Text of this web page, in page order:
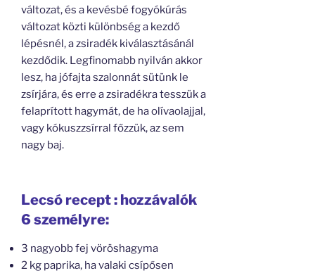
változat, és a kevésbé fogyókúrás
változat közti különbség a kezdő
lépésnél, a zsiradék kiválasztásánál
kezdődik. Legfinomabb nyilván akkor
lesz, ha jófajta szalonnát sütünk le
zsírjára, és erre a zsiradékra tesszük a
felaprított hagymát, de ha olívaolajjal,
vagy kókuszzsírral főzzük, az sem
nagy baj.
Lecsó recept : hozzávalók
6 személyre:
3 nagyobb fej vöröshagyma
2 kg paprika, ha valaki csípősen